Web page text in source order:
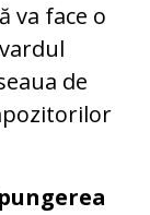
va face o
de